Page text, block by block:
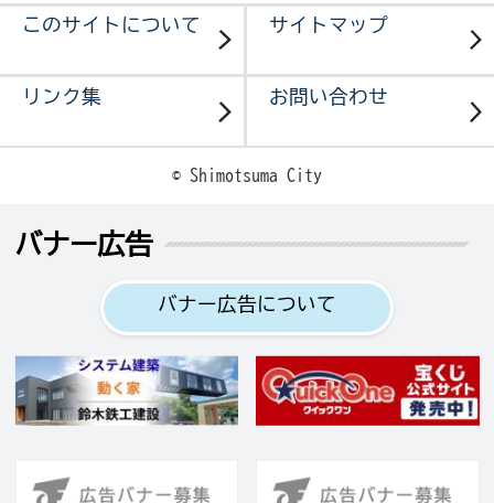
このサイトについて サイトマップ
リンク集 お問い合わせ
© Shimotsuma City
バナー広告
バナー広告について